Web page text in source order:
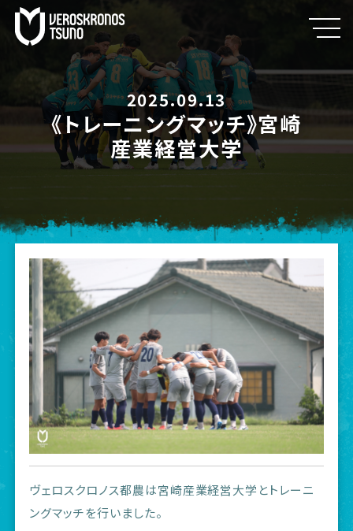
2025.09.13
《トレーニングマッチ》宮崎
産業経営大学
ヴェロスクロノス都農は宮崎産業経営大学とトレーニ
ングマッチを行いました。